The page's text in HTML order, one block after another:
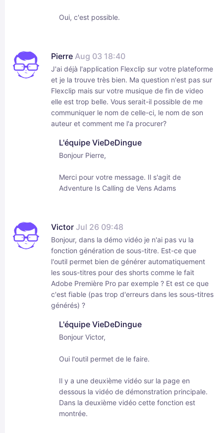
Oui, c'est possible.
Pierre Aug 03 18:40
J'ai déjà l'application Flexclip sur votre plateforme
et je la trouve très bien. Ma question n'est pas sur
Flexclip mais sur votre musique de fin de video
elle est trop belle. Vous serait-il possible de me
communiquer le nom de celle-ci, le nom de son
auteur et comment me l'a procurer?
L'équipe VieDeDingue
Bonjour Pierre,
Merci pour votre message. Il s'agit de
Adventure Is Calling de Vens Adams
Victor Jul 26 09:48
Bonjour, dans la démo vidéo je n'ai pas vu la
fonction génération de sous-titre. Est-ce que
l'outil permet bien de générer automatiquement
les sous-titres pour des shorts comme le fait
Adobe Première Pro par exemple ? Et est ce que
c'est fiable (pas trop d'erreurs dans les sous-titres
générés) ?
L'équipe VieDeDingue
Bonjour Victor,
Oui l'outil permet de le faire.
Il y a une deuxième vidéo sur la page en
dessous la vidéo de démonstration principale.
Dans la deuxième vidéo cette fonction est
montrée.